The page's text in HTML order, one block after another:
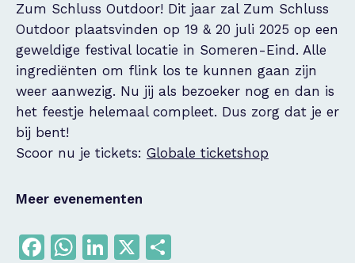
Zum Schluss Outdoor! Dit jaar zal Zum Schluss
Outdoor plaatsvinden op 19 & 20 juli 2025 op een
geweldige festival locatie in Someren-Eind. Alle
ingrediënten om flink los te kunnen gaan zijn
weer aanwezig. Nu jij als bezoeker nog en dan is
het feestje helemaal compleet. Dus zorg dat je er
bij bent!
Scoor nu je tickets: Globale ticketshop
Meer evenementen
Facebook
WhatsApp
LinkedIn
X